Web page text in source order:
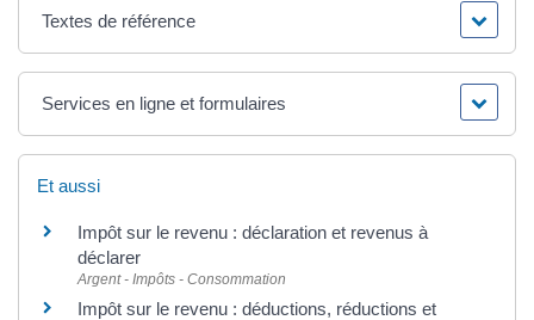
Textes de référence
Services en ligne et formulaires
Et aussi
Impôt sur le revenu : déclaration et revenus à
déclarer
Argent - Impôts - Consommation
Impôt sur le revenu : déductions, réductions et